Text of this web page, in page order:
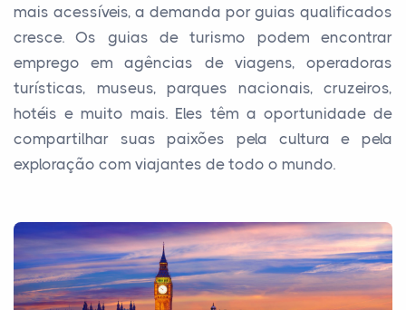
mais acessíveis, a demanda por guias qualificados
cresce. Os guias de turismo podem encontrar
emprego em agências de viagens, operadoras
turísticas, museus, parques nacionais, cruzeiros,
hotéis e muito mais. Eles têm a oportunidade de
compartilhar suas paixões pela cultura e pela
exploração com viajantes de todo o mundo.